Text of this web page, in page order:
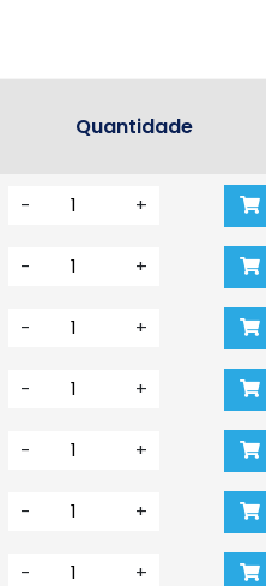
Quantidade
- +
- +
- +
- +
- +
- +
- +